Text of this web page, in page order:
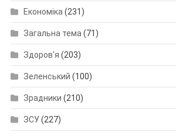
Економіка(231)
Загальна тема(71)
Здоров'я (203)
Зеленський (100)
Зрадники (210)
ЗСУ(227)